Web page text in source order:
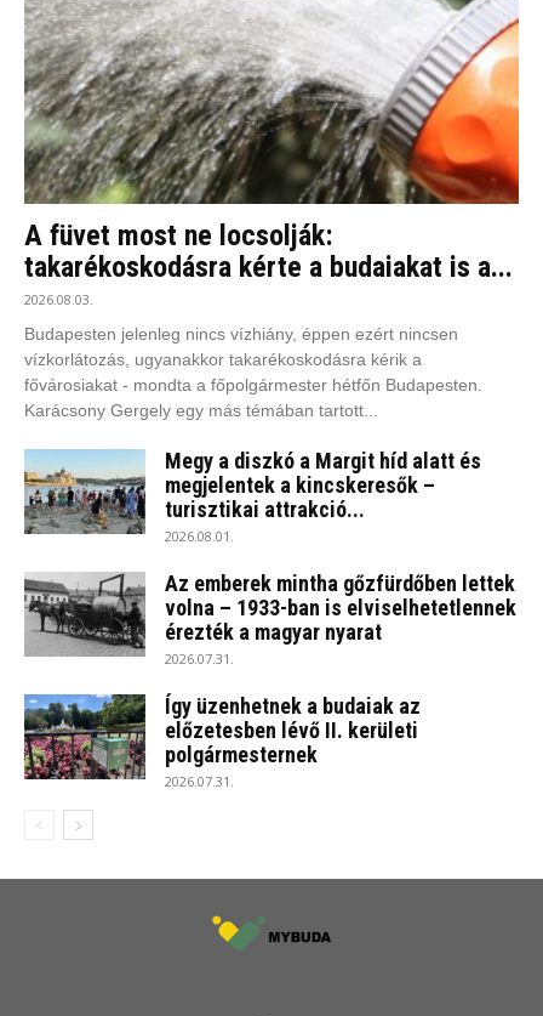
A füvet most ne locsolják:
takarékoskodásra kérte a budaiakat is a...
2026.08.03.
Budapesten jelenleg nincs vízhiány, éppen ezért nincsen
vízkorlátozás, ugyanakkor takarékoskodásra kérik a
fővárosiakat - mondta a főpolgármester hétfőn Budapesten.
Karácsony Gergely egy más témában tartott...
Megy a diszkó a Margit híd alatt és
megjelentek a kincskeresők –
turisztikai attrakció...
2026.08.01.
Az emberek mintha gőzfürdőben lettek
volna – 1933-ban is elviselhetetlennek
érezték a magyar nyarat
2026.07.31.
Így üzenhetnek a budaiak az
előzetesben lévő II. kerületi
polgármesternek
2026.07.31.